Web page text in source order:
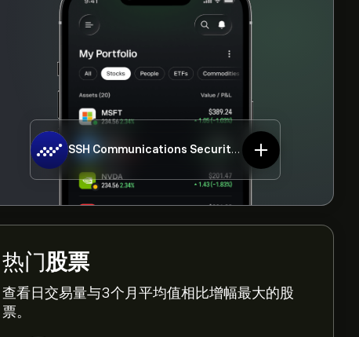
SSH Communications Security Oyj SSH1V.HE
热门股票
查看日交易量与3个月平均值相比增幅最大的股
票。